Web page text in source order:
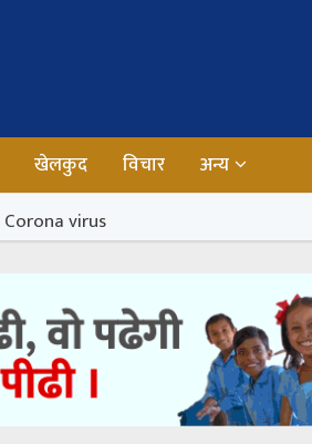
खेलकुद विचार अन्य
Corona virus